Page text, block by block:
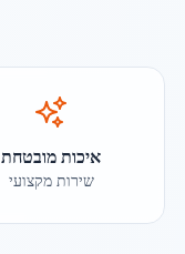
איכות מובטחת
שירות מקצועי